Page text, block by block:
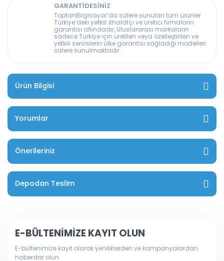
GARANTİDESİNİZ
ToptanBilgisayar’da sizlere sunulan tüm ürünler
Türkiye’deki yetkili ithalatçı ve üretici firmaların
garantisi altındadır, Uluslararası markaların
sadece Türkiye için üretilen veya özelleştirilen ve
yetkili servislerin ülke garantisi sağladığı modelleri
sizlere sunulmaktadır.
Ürün Bilgisi
Yorumlar
Önerileriniz
Depodan Teslim
E-BÜLTENİMİZE KAYIT OLUN
E-bültenimize kayıt olarak yeniliklerden ve kampanyalardan
haberdar olun